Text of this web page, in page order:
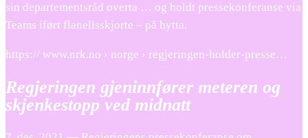
sin departementsråd overta … og holdt pressekonferanse via
Teams iført flanellsskjorte – på hytta.
https:// www.nrk.no › norge › regjeringen-holder-presse…
Regjeringen gjeninnfører meteren og
skjenkestopp ved midnatt